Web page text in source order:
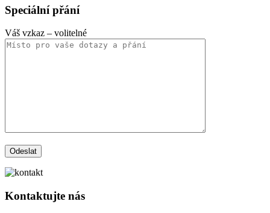
Speciální přání
Váš vzkaz – volitelné
Kontaktujte nás